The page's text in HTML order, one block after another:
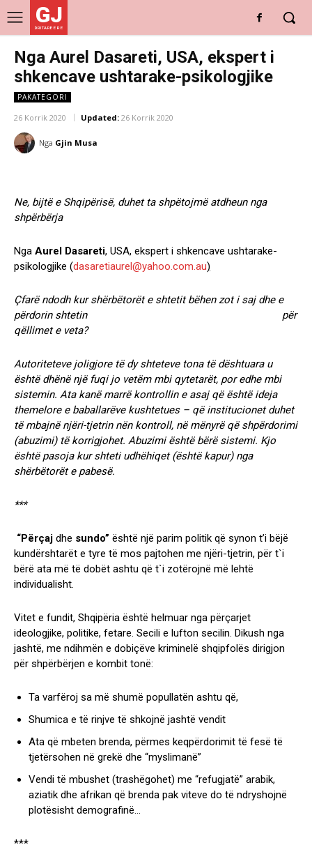
GJ
DRITARE E RE
Nga Aurel Dasareti, USA, ekspert i
shkencave ushtarake-psikologjike
PAKATEGORI
26 Korrik 2020 Updated: 26 Korrik 2020
Nga Gjin Musa
Ne, bijtë e Shqipërisë, duhet ta shpëtojmë atdheun nga
shpërbërja
Nga Aurel Dasareti, USA, ekspert i shkencave ushtarake-
psikologjike (dasaretiaurel@yahoo.com.au)
Çfarë ndodh kur shërbëtorët e shtetit bëhen zot i saj dhe e
përdorin shtetin
për
qëllimet e veta?
Autoriteteve joligjore të dy shteteve tona të dështuara u
është dhënë një fuqi jo vetëm mbi qytetarët, por edhe mbi
sistemin. Ata kanë marrë kontrollin e asaj që është ideja
themelore e baballarëve kushtetues – që institucionet duhet
të mbajnë njëri-tjetrin nën kontroll, në mënyrë që shpërdorimi
(abuzimi) të korrigjohet. Abuzimi është bërë sistemi. Kjo
është pasoja kur shteti udhëhiqet (është kapur) nga
shërbëtorët e pabesë.
***
“Përçaj dhe sundo” është një parim politik që synon t’i bëjë
kundërshtarët e tyre të mos pajtohen me njëri-tjetrin, për t`i
bërë ata më të dobët ashtu që t`i zotërojnë më lehtë
individualisht.
Vitet e fundit, Shqipëria është helmuar nga përçarjet
ideologjike, politike, fetare. Secili e lufton secilin. Dikush nga
jashtë, me ndihmën e dobiçëve kriminelë shqipfolës dirigjon
për shpërbërjen e kombit tonë:
Ta varfëroj sa më shumë popullatën ashtu që,
Shumica e të rinjve të shkojnë jashtë vendit
Ata që mbeten brenda, përmes keqpërdorimit të fesë të
tjetërsohen në grekë dhe “myslimanë”
Vendi të mbushet (trashëgohet) me “refugjatë” arabik,
aziatik dhe afrikan që brenda pak viteve do të ndryshojnë
plotësisht demografinë…
***